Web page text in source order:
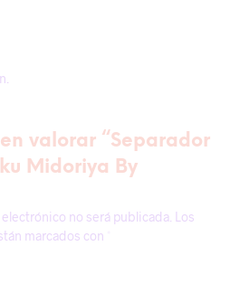
valorar “Separador
Midoriya By
no será publicada. Los
marcados con